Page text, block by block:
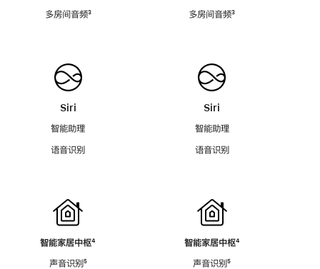
多房间音频脚
³
Siri
智能助理
语音识别
智能家居中枢脚
⁴
声音识别脚
⁵
多房间音频脚
³
Siri
智能助理
语音识别
智能家居中枢脚
⁴
声音识别脚
⁵